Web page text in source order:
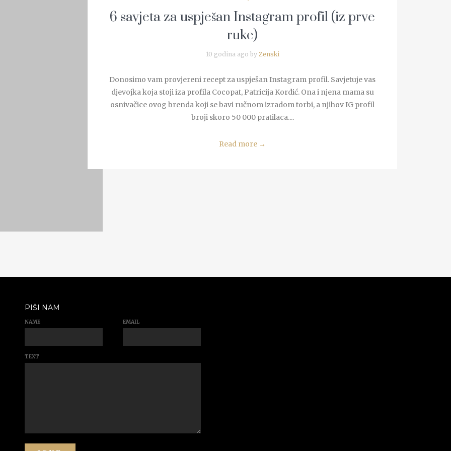
6 savjeta za uspješan Instagram profil (iz prve
ruke)
10 godina ago by Zenski
Donosimo vam provjereni recept za uspješan Instagram profil. Savjetuje vas
djevojka koja stoji iza profila Cocopat, Patricija Kordić. Ona i njena mama su
osnivačice ovog brenda koji se bavi ručnom izradom torbi, a njihov IG profil
broji skoro 50 000 pratilaca....
Read more →
PIŠI NAM
NAME EMAIL
TEXT